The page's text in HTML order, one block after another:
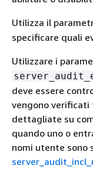
Utilizza il
specificare quali
Utilizzare i
deve essere
vengono
dettagliate su
quando uno o
nomi utente sono